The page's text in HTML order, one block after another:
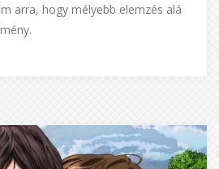
arra, hogy mélyebb elemzés alá